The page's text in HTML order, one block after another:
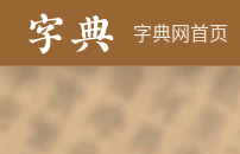
字典网首页